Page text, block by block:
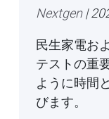
Nextgen|
民生家電お
テストの重
ように時間
びます。